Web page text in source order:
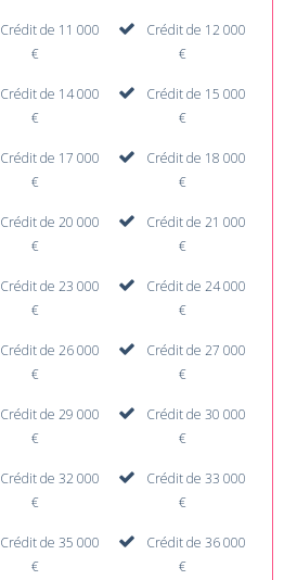
Crédit de 11 000
€
Crédit de 12 000
€
Crédit de 14 000
€
Crédit de 15 000
€
Crédit de 17 000
€
Crédit de 18 000
€
Crédit de 20 000
€
Crédit de 21 000
€
Crédit de 23 000
€
Crédit de 24 000
€
Crédit de 26 000
€
Crédit de 27 000
€
Crédit de 29 000
€
Crédit de 30 000
€
Crédit de 32 000
€
Crédit de 33 000
€
Crédit de 35 000
€
Crédit de 36 000
€